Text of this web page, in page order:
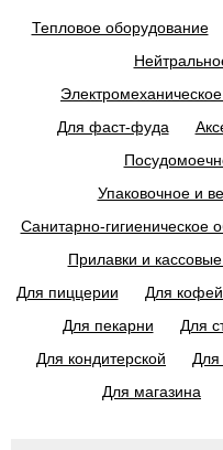
Тепловое оборудование
Для фаст-фуда
Упаковочное и
Санитарно-гигиеническое
Прилавки и
Для пиццерии
Для
Для пекарни
Для
Для кондитерской
Для
Для магазина